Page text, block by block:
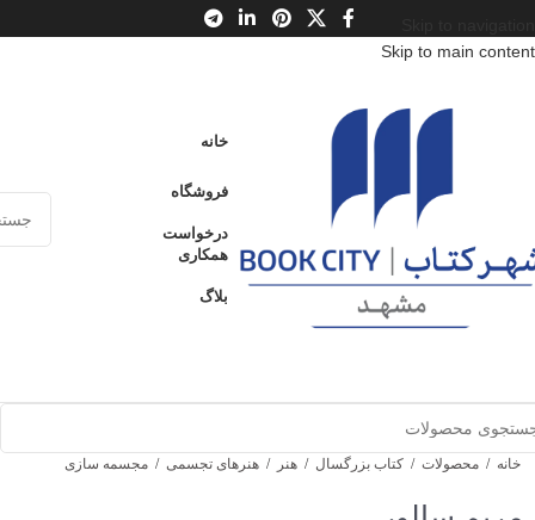
Skip to main content
خانه
فروشگاه
درخواست
همکاری
بلاگ
خانه / محصولات / کتاب بزرگسال / هنر / هنرهای تجسمی / مجسمه سازی